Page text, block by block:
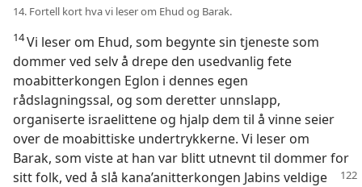
14. Fortell kort hva vi leser om Ehud og Barak.
14Vi leser om Ehud, som begynte sin tjeneste som
dommer ved selv å drepe den usedvanlig fete
moabitterkongen Eglon i dennes egen
rådslagningssal, og som deretter unnslapp,
organiserte israelittene og hjalp dem til å vinne seier
over de moabittiske undertrykkerne. Vi leser om
Barak, som viste at han var blitt utnevnt til dommer for
sitt folk, ved å slå kana’anitterkongen Jabins veldige